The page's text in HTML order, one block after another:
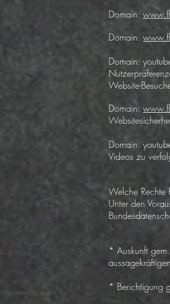
Domain:
Domain:
Domain:
Website-
Domain:
Domain:
Videos zu
Welche Rechte
Unter den
* Auskunft
* Berichtigung